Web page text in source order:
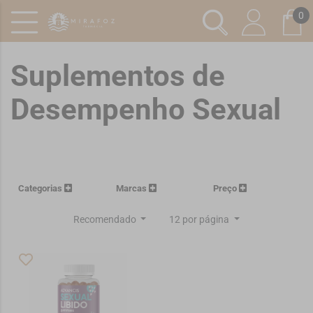
0
Suplementos de
Desempenho Sexual
Categorias Marcas Preço
Recomendado 12 por página